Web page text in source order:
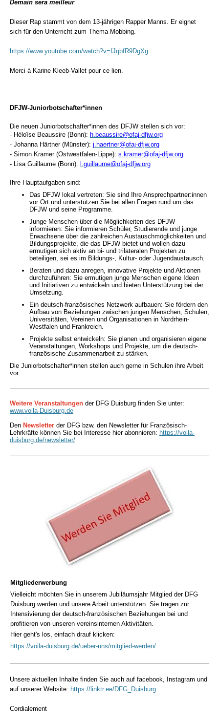
Demain sera meilleur
Dieser Rap stammt von dem 13-jährigen Rapper Manns. Er eignet
sich für den Unterricht zum Thema Mobbing.
https://www.youtube.com/watch?v=fJqbfR9DgXg
Merci à Karine Kleeb-Vallet pour ce lien.
DFJW-Juniorbotschafter*innen
Die neuen Juniorbotschafter*innen des DFJW stellen sich vor:
- Héloïse Beaussire (Bonn): h.beaussire@ofaj-dfjw.org
- Johanna Härtner (Münster): j.haertner@ofaj-dfjw.org
- Simon Kramer (Ostwestfalen-Lippe): s.kramer@ofaj-dfjw.org
- Lisa Guillaume (Bonn): l.guillaume@ofaj-dfjw.org
Ihre Hauptaufgaben sind:
Das DFJW lokal vertreten: Sie sind Ihre Ansprechpartner:innen
vor Ort und unterstützen Sie bei allen Fragen rund um das
DFJW und seine Programme.
Junge Menschen über die Möglichkeiten des DFJW
informieren: Sie informieren Schüler, Studierende und junge
Erwachsene über die zahlreichen Austauschmöglichkeiten und
Bildungsprojekte, die das DFJW bietet und wollen dazu
ermutigen sich aktiv an bi- und trilateralen Projekten zu
beteiligen, sei es im Bildungs-, Kultur- oder Jugendaustausch.
Beraten und dazu anregen, innovative Projekte und Aktionen
durchzuführen: Sie ermutigen junge Menschen eigene Ideen
und Initiativen zu entwickeln und bieten Unterstützung bei der
Umsetzung.
Ein deutsch-französisches Netzwerk aufbauen: Sie fördern den
Aufbau von Beziehungen zwischen jungen Menschen, Schulen,
Universitäten, Vereinen und Organisationen in Nordrhein-
Westfalen und Frankreich.
Projekte selbst entwickeln: Sie planen und organisieren eigene
Veranstaltungen, Workshops und Projekte, um die deutsch-
französische Zusammenarbeit zu stärken.
Die Juniorbotschafter*innen stellen auch gerne in Schulen ihre Arbeit
vor.
Weitere Veranstaltungen der DFG Duisburg finden Sie unter:
www.voila-Duisburg.de
Den Newsletter der DFG bzw. den Newsletter für Französisch-
Lehrkräfte können Sie bei Interesse hier abonnieren: https://voila-
duisburg.de/newsletter/
Mitgliederwerbung
Vielleicht möchten Sie in unserem Jubiläumsjahr Mitglied der DFG
Duisburg werden und unsere Arbeit unterstützen. Sie tragen zur
Intensivierung der deutsch-französischen Beziehungen bei und
profitieren von unseren vereinsinternen Aktivitäten.
Hier geht's los, einfach drauf klicken:
https://voila-duisburg.de/ueber-uns/mitglied-werden/
Unsere aktuellen Inhalte finden Sie auch auf facebook, Instagram und
auf unserer Website: https://linktr.ee/DFG_Duisburg
Cordialement